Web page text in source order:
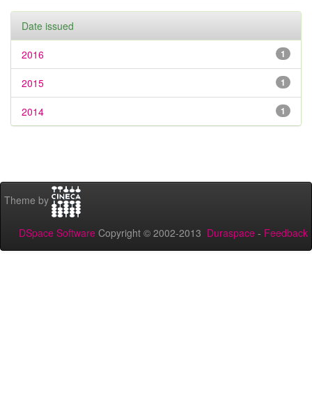
Date issued
1
2016
1
2015
1
2014
Theme by
DSpace Software Copyright © 2002-2013 Duraspace - Feedback